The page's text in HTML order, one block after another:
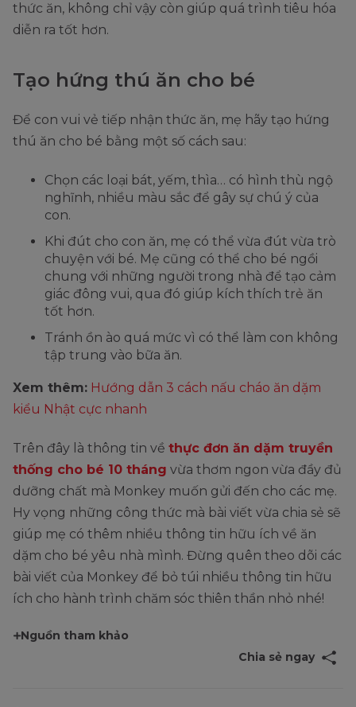
thức ăn, không chỉ vậy còn giúp quá trình tiêu hóa
diễn ra tốt hơn.
Tạo hứng thú ăn cho bé
Để con vui vẻ tiếp nhận thức ăn, mẹ hãy tạo hứng
thú ăn cho bé bằng một số cách sau:
Chọn các loại bát, yếm, thìa… có hình thù ngộ
nghĩnh, nhiều màu sắc để gây sự chú ý của
con.
Khi đút cho con ăn, mẹ có thể vừa đút vừa trò
chuyện với bé. Mẹ cũng có thể cho bé ngồi
chung với những người trong nhà để tạo cảm
giác đông vui, qua đó giúp kích thích trẻ ăn
tốt hơn.
Tránh ồn ào quá mức vì có thể làm con không
tập trung vào bữa ăn.
Xem thêm: Hướng dẫn 3 cách nấu cháo ăn dặm
kiểu Nhật cực nhanh
Trên đây là thông tin về thực đơn ăn dặm truyền
thống cho bé 10 tháng vừa thơm ngon vừa đầy đủ
dưỡng chất mà Monkey muốn gửi đến cho các mẹ.
Hy vọng những công thức mà bài viết vừa chia sẻ sẽ
giúp mẹ có thêm nhiều thông tin hữu ích về ăn
dặm cho bé yêu nhà mình. Đừng quên theo dõi các
bài viết của Monkey để bỏ túi nhiều thông tin hữu
ích cho hành trình chăm sóc thiên thần nhỏ nhé!
Nguồn tham khảo
Chia sẻ ngay